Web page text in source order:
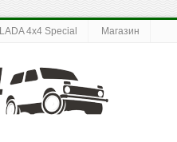
LADA 4x4 Special Магазин